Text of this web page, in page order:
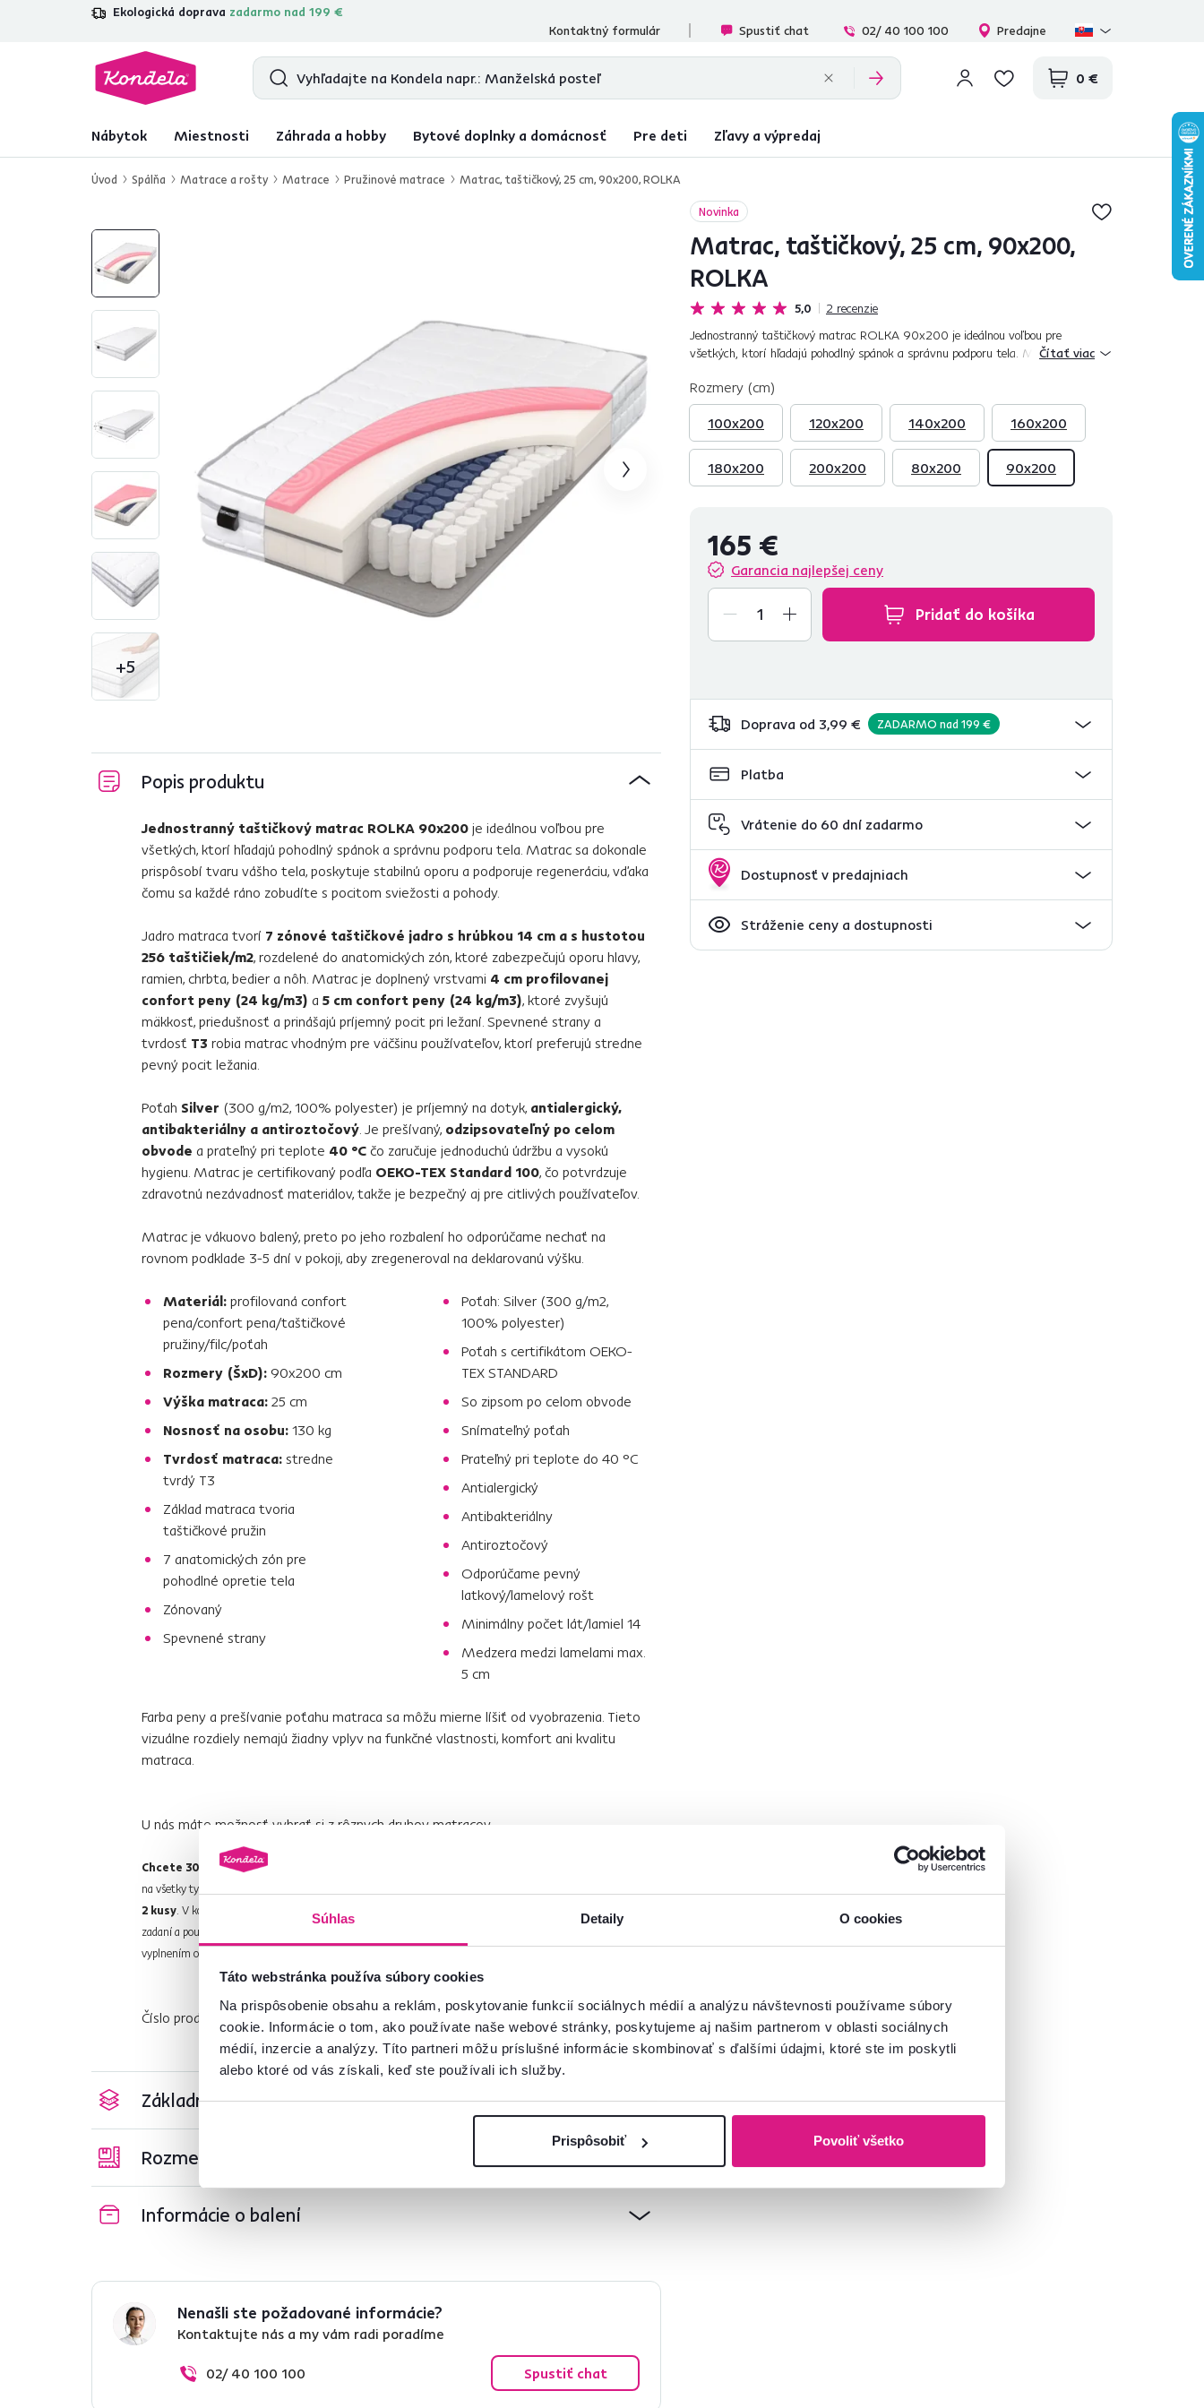
Súhlas Detaily O cookies
Táto webstránka používa súbory cookies
Na prispôsobenie obsahu a reklám, poskytovanie funkcií sociálnych médií a analýzu návštevnosti používame súbory
cookie. Informácie o tom, ako používate naše webové stránky, poskytujeme aj našim partnerom v oblasti sociálnych
médií, inzercie a analýzy. Títo partneri môžu príslušné informácie skombinovať s ďalšími údajmi, ktoré ste im poskytli
alebo ktoré od vás získali, keď ste používali ich služby.
Prispôsobiť Povoliť všetko
Ekologická doprava zadarmo nad 199 €
4,7 31 285overených produktových recenzií
Kontaktný formulár
Spustiť chat 02/ 40 100 100 Predajne
0 €
Nábytok Miestnosti Záhrada a hobby Bytové doplnky a domácnosť Pre deti Zľavy a výpredaj
Úvod Spálňa Matrace a rošty Matrace Pružinové matrace Matrac, taštičkový, 25 cm, 90x200, ROLKA
+5
Novinka
Matrac, taštičkový, 25 cm, 90x200,
ROLKA
5,0 2 recenzie
Jednostranný taštičkový matrac ROLKA 90x200 je ideálnou voľbou pre
všetkých, ktorí hľadajú pohodlný spánok a správnu podporu tela. Matrac sa
Čítať viac
Rozmery (cm)
100x200
120x200 140x200 160x200
180x200 200x200 80x200 90x200
165 €
Garancia najlepšej ceny
Pridať do košíka
Doprava od 3,99 € ZADARMO nad 199 €
Platba
Vrátenie do 60 dní zadarmo
Dostupnosť v predajniach
Stráženie ceny a dostupnosti
Popis produktu
Jednostranný taštičkový matrac ROLKA 90x200 je ideálnou voľbou pre
všetkých, ktorí hľadajú pohodlný spánok a správnu podporu tela. Matrac sa dokonale
prispôsobí tvaru vášho tela, poskytuje stabilnú oporu a podporuje regeneráciu, vďaka
čomu sa každé ráno zobudíte s pocitom sviežosti a pohody.
Jadro matraca tvorí 7 zónové taštičkové jadro s hrúbkou 14 cm a s hustotou
256 taštičiek/m2, rozdelené do anatomických zón, ktoré zabezpečujú oporu hlavy,
ramien, chrbta, bedier a nôh. Matrac je doplnený vrstvami 4 cm profilovanej
confort peny (24 kg/m3) a 5 cm confort peny (24 kg/m3), ktoré zvyšujú
mäkkosť, priedušnosť a prinášajú príjemný pocit pri ležaní. Spevnené strany a
tvrdosť T3 robia matrac vhodným pre väčšinu používateľov, ktorí preferujú stredne
pevný pocit ležania.
Poťah Silver (300 g/m2, 100% polyester) je príjemný na dotyk, antialergický,
antibakteriálny a antiroztočový . Je prešívaný, odzipsovateľný po celom
obvode a prateľný pri teplote 40 °C čo zaručuje jednoduchú údržbu a vysokú
hygienu. Matrac je certifikovaný podľa OEKO-TEX Standard 100, čo potvrdzuje
zdravotnú nezávadnosť materiálov, takže je bezpečný aj pre citlivých používateľov.
Matrac je vákuovo balený, preto po jeho rozbalení ho odporúčame nechať na
rovnom podklade 3-5 dní v pokoji, aby zregeneroval na deklarovanú výšku.
Materiál: profilovaná confort
pena/confort pena/taštičkové
pružiny/filc/poťah
Rozmery (ŠxD): 90x200 cm
Výška matraca: 25 cm
Nosnosť na osobu: 130 kg
Tvrdosť matraca: stredne
tvrdý T3
Základ matraca tvoria
taštičkové pružin
7 anatomických zón pre
pohodlné opretie tela
Zónovaný
Spevnené strany
Poťah: Silver (300 g/m2,
100% polyester)
Poťah s certifikátom OEKO-
TEX STANDARD
So zipsom po celom obvode
Snímateľný poťah
Prateľný pri teplote do 40 °C
Antialergický
Antibakteriálny
Antiroztočový
Odporúčame pevný
latkový/lamelový rošt
Minimálny počet lát/lamiel 14
Medzera medzi lamelami max.
5 cm
Farba peny a prešívanie poťahu matraca sa môžu mierne líšiť od vyobrazenia. Tieto
vizuálne rozdiely nemajú žiadny vplyv na funkčné vlastnosti, komfort ani kvalitu
matraca.
U nás máte možnosť vybrať si z rôznych druhov matracov.
Chcete 30% zľavu na ďalší kus?
na všetky typy matracov, ktoré máme
2 kusy . V košíku sa vám automaticky upraví cena druhého matraca o 30% zľavu
zadaní a použití akéhokoľvek zľavového kupónu. Skontrolujte si stav košíka a pokračujte v objednávke
vyplnením osobných údajov.
Číslo produktu : 0000415073
Základné parametre
Rozmery a špecifikácie
Informácie o balení
Nenašli ste požadované informácie?
Kontaktujte nás a my vám radi poradíme
02/ 40 100 100 Spustiť chat